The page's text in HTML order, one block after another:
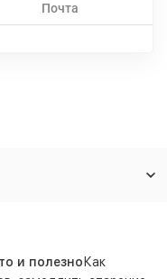
Почта
и полезно Как